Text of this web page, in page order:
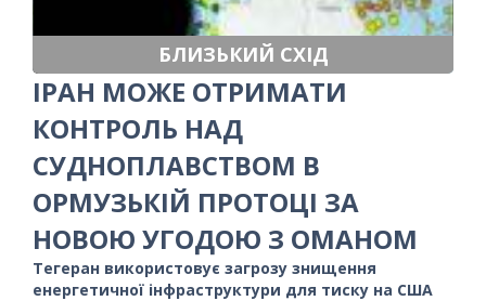
БЛИЗЬКИЙ СХІД
ІРАН МОЖЕ ОТРИМАТИ
КОНТРОЛЬ НАД
СУДНОПЛАВСТВОМ В
ОРМУЗЬКІЙ ПРОТОЦІ ЗА
НОВОЮ УГОДОЮ З ОМАНОМ
Тегеран використовує загрозу знищення
енергетичної інфраструктури для тиску на США